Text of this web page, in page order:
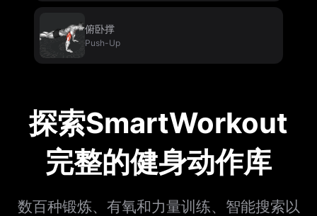
俯卧撑
Push-Up
探索SmartWorkout
完整的健身动作库
数百种锻炼、有氧和力量训练、智能搜索以